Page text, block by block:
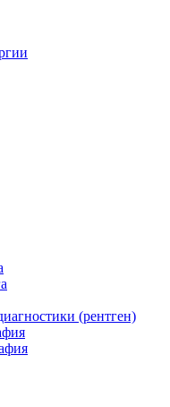
(рентген)